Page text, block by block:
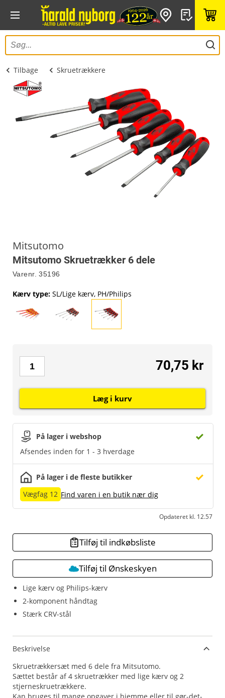
Tilbage Skruetrækkere
Mitsutomo
Mitsutomo Skruetrækker 6 dele
Varenr. 35196
Lige kærv og Philips-kærv
2-komponent håndtag
Stærk CRV-stål
Kærv type: SL/Lige kærv, PH/Philips
På lager i webshop
Afsendes inden for 1 - 3 hverdage
På lager i de fleste butikker
Vægfag 12 Find varen i en butik nær dig
Opdateret kl. 12.57
70,75 kr
Læg i kurv
Tilføj til indkøbsliste
Tilføj til Ønskeskyen
Beskrivelse
Skruetrækkersæt med 6 dele fra Mitsutomo.
Sættet består af 4 skruetrækker med lige kærv og 2
stjerneskruetrækkere.